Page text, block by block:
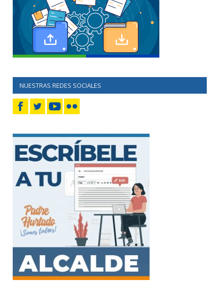
NUESTRAS REDES SOCIALES